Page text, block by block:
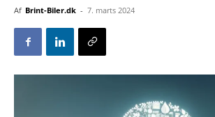
Af Brint-Biler.dk - 7. marts 2024